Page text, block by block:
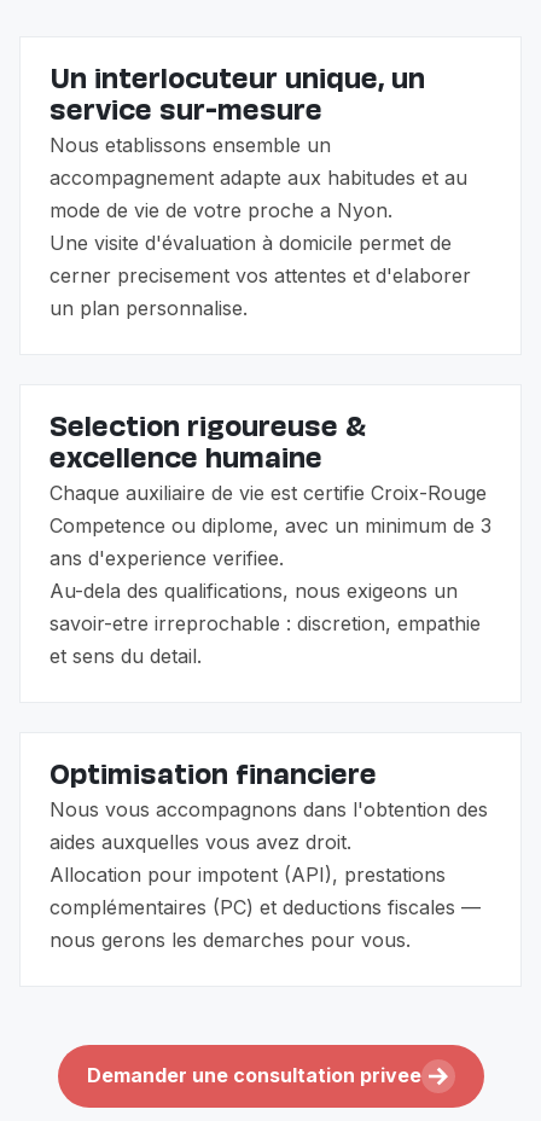
Un interlocuteur unique, un
service sur-mesure
Nous etablissons ensemble un
accompagnement adapte aux habitudes et au
mode de vie de votre proche a Nyon.
Une visite d'évaluation à domicile permet de
cerner precisement vos attentes et d'elaborer
un plan personnalise.
Selection rigoureuse &
excellence humaine
Chaque auxiliaire de vie est certifie Croix-Rouge
Competence ou diplome, avec un minimum de 3
ans d'experience verifiee.
Au-dela des qualifications, nous exigeons un
savoir-etre irreprochable : discretion, empathie
et sens du detail.
Optimisation financiere
Nous vous accompagnons dans l'obtention des
aides auxquelles vous avez droit.
Allocation pour impotent (API), prestations
complémentaires (PC) et deductions fiscales —
nous gerons les demarches pour vous.
Demander une consultation privee